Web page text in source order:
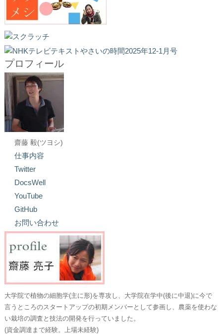
プロフィール
齋藤 毅(ツヨシ)
仕事内容
Twitter
DocsWell
YouTube
GitHub
お問い合わせ
大学院で植物の細胞学(主に形)を専攻し、大学院在学中(後に中退)に今で
言うところのスタートアップの初期メンバーとして参画し、農薬を使わな
い栽培の調査と技法の開発を行っていました。
(資金調達まで経験。上場未経験)